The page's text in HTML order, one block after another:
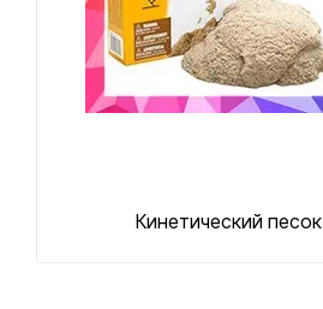
Кинетический песок